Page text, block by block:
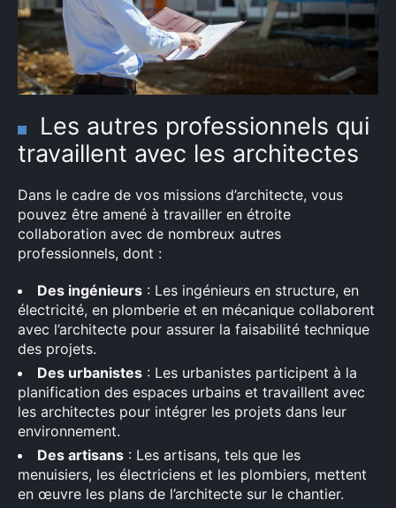
Les autres professionnels qui
travaillent avec les architectes
Dans le cadre de vos missions d’architecte, vous
pouvez être amené à travailler en étroite
collaboration avec de nombreux autres
professionnels, dont :
Des ingénieurs : Les ingénieurs en structure, en
électricité, en plomberie et en mécanique collaborent
avec l’architecte pour assurer la faisabilité technique
des projets.
Des urbanistes : Les urbanistes participent à la
planification des espaces urbains et travaillent avec
les architectes pour intégrer les projets dans leur
environnement.
Des artisans : Les artisans, tels que les
menuisiers, les électriciens et les plombiers, mettent
en œuvre les plans de l’architecte sur le chantier.